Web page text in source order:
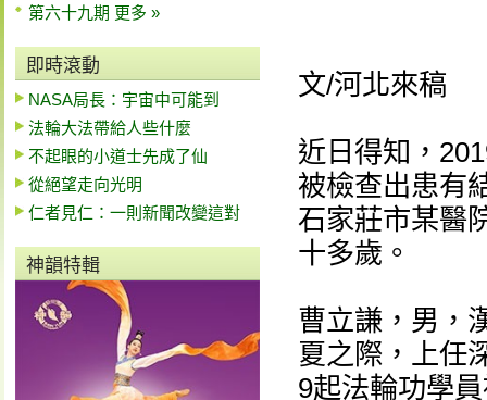
第六十九期 更多 »
即時滾動
NASA局長：宇宙中可能到
法輪大法帶給人些什麼
不起眼的小道士先成了仙
從絕望走向光明
仁者見仁：一則新聞改變這對
神韻特輯
文/河北來稿
近日得知，
被檢查出患有
石家莊市某醫
十多歲。
曹立謙，男，
夏之際，上任
9起法輪功學